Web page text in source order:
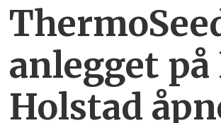
anlegget på
Holstad